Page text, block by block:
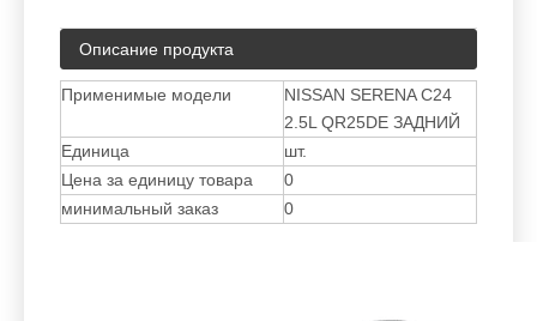
Описание продукта
Применимые модели
NISSAN SERENA C24
2.5L QR25DE ЗАДНИЙ
Единица
шт.
Цена за единицу товара
0
минимальный заказ
0